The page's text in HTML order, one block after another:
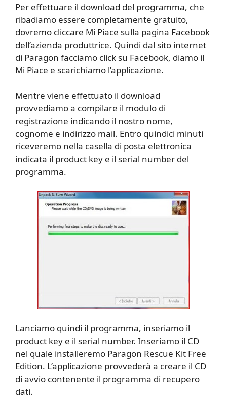
Per effettuare il download del programma, che
ribadiamo essere completamente gratuito,
dovremo cliccare Mi Piace sulla pagina Facebook
dell’azienda produttrice. Quindi dal sito internet
di Paragon facciamo click su Facebook, diamo il
Mi Piace e scarichiamo l’applicazione.
Mentre viene effettuato il download
provvediamo a compilare il modulo di
registrazione indicando il nostro nome,
cognome e indirizzo mail. Entro quindici minuti
riceveremo nella casella di posta elettronica
indicata il product key e il serial number del
programma.
Lanciamo quindi il programma, inseriamo il
product key e il serial number. Inseriamo il CD
nel quale installeremo Paragon Rescue Kit Free
Edition. L’applicazione provvederà a creare il CD
di avvio contenente il programma di recupero
dati.